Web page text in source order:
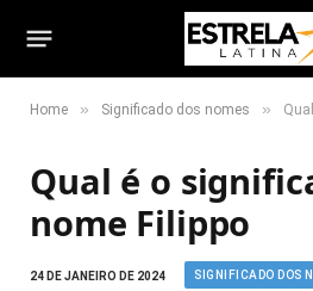
Home » Significado dos nomes »
Qual é o
nome Filippo
24 DE JANEIRO DE 2024 SIGNIFICADO DOS